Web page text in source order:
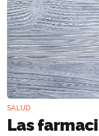
SALUD
Las